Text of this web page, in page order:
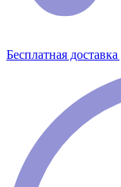
Бесплатная